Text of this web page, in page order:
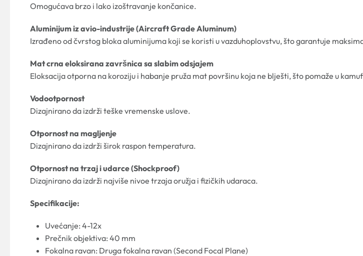
Omogućava brzo i lako izoštravanje končanice.
Aluminijum iz avio-industrije (Aircraft Grade Aluminum)
Izrađeno od čvrstog bloka aluminijuma koji se koristi u vazduhoplovstvu, što garantuje
Mat crna eloksirana završnica sa slabim odsjajem
Eloksacija otporna na koroziju i habanje pruža mat površinu koja ne blješti, što pomaže u
Vodootpornost
Dizajnirano da izdrži teške vremenske uslove.
Otpornost na magljenje
Dizajnirano da izdrži širok raspon temperatura.
Otpornost na trzaj i udarce (Shockproof)
Dizajnirano da izdrži najviše nivoe trzaja oružja i fizičkih udaraca.
Specifikacije:
Uvećanje: 4-12x
Prečnik objektiva: 40 mm
Fokalna ravan: Druga fokalna ravan (Second Focal Plane)